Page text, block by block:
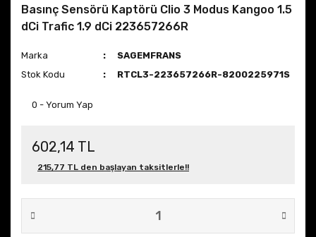
Basınç Sensörü Kaptörü Clio 3 Modus Kangoo 1.5
dCi Trafic 1.9 dCi 223657266R
Marka
SAGEMFRANS
Stok Kodu
RTCL3-223657266R-8200225971S
0 - Yorum Yap
602,14 TL
215,77 TL den başlayan taksitlerle!!